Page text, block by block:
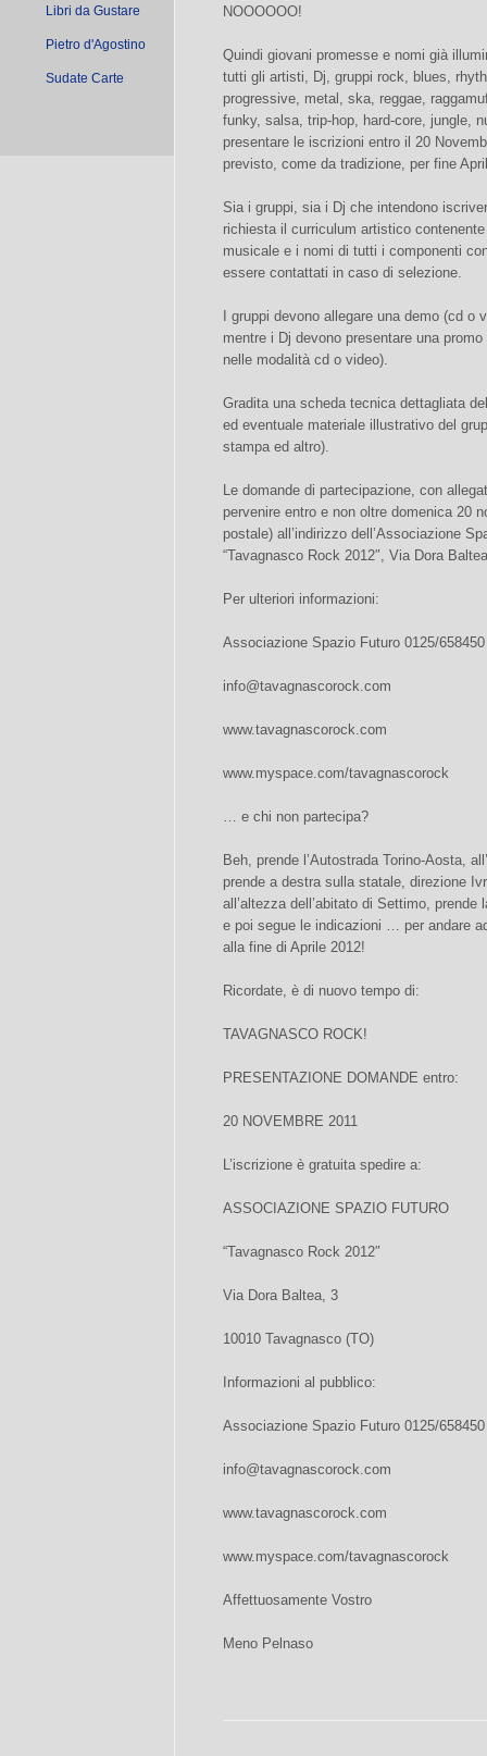
Libri da Gustare
Pietro d'Agostino
Sudate Carte
NOOOOOO!
Quindi giovani promesse e nomi già
tutti gli artisti, Dj, gruppi rock, blues,
progressive, metal, ska, reggae,
funky, salsa, trip-hop, hard-core, jungle,
presentare le iscrizioni entro il 20
previsto, come da tradizione, per fine
Sia i gruppi, sia i Dj che intendono
richiesta il curriculum artistico
musicale e i nomi di tutti i componenti
essere contattati in caso di selezione.
I gruppi devono allegare una demo (cd
mentre i Dj devono presentare una
nelle modalità cd o video).
Gradita una scheda tecnica dettagliata
ed eventuale materiale illustrativo del
stampa ed altro).
Le domande di partecipazione, con
pervenire entro e non oltre domenica 20
postale) all’indirizzo dell’Associazione
“Tavagnasco Rock 2012″, Via Dora
Per ulteriori informazioni:
Associazione Spazio Futuro 0125/658450
info@tavagnascorock.com
www.tavagnascorock.com
www.myspace.com/tavagnascorock
… e chi non partecipa?
Beh, prende l’Autostrada Torino-Aosta,
prende a destra sulla statale, direzione
all’altezza dell’abitato di Settimo,
e poi segue le indicazioni … per andare
alla fine di Aprile 2012!
Ricordate, è di nuovo tempo di:
TAVAGNASCO ROCK!
PRESENTAZIONE DOMANDE entro:
20 NOVEMBRE 2011
L’iscrizione è gratuita spedire a:
ASSOCIAZIONE SPAZIO FUTURO
“Tavagnasco Rock 2012″
Via Dora Baltea, 3
10010 Tavagnasco (TO)
Informazioni al pubblico:
Associazione Spazio Futuro 0125/658450
info@tavagnascorock.com
www.tavagnascorock.com
www.myspace.com/tavagnascorock
Affettuosamente Vostro
Meno Pelnaso